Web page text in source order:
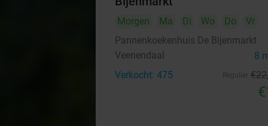
Morgen Ma Di Wo Do
Vr
Pannenkoekenhuis De Bijenmarkt
Veenendaal 8
Verkocht: 475 €22